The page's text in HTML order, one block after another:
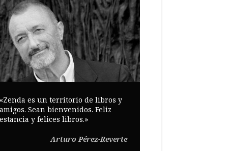
es un territorio de libros y
Sean bienvenidos. Feliz
y felices libros.»
Arturo Pérez-Reverte